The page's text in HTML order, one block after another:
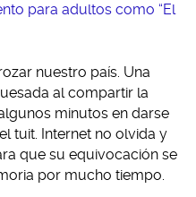
para adultos como “El
nuestro país. Una
al compartir la
minutos en darse
tuit. Internet no olvida y
que su equivocación se
por mucho tiempo.